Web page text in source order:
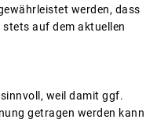
werden, dass
auf dem aktuellen
weil damit ggf.
getragen werden kann